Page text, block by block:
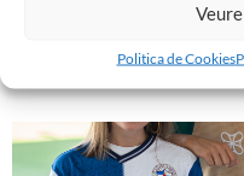
Politica de Cookies
16 d'octubre de 2024